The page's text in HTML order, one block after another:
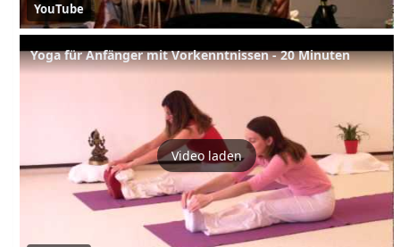
YouTube
Yoga für Anfänger mit Vorkenntnissen - 20 Minuten
Video laden